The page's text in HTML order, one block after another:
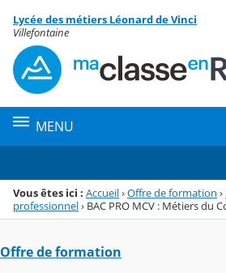
Menu de la rubrique
Contenu
Lycée des métiers Léonard de Vinci
Villefontaine
MENU
Vous êtes ici : Accueil›Offre de formation ›
professionnel› BAC PRO MCV : Métiers du
Offre de formation